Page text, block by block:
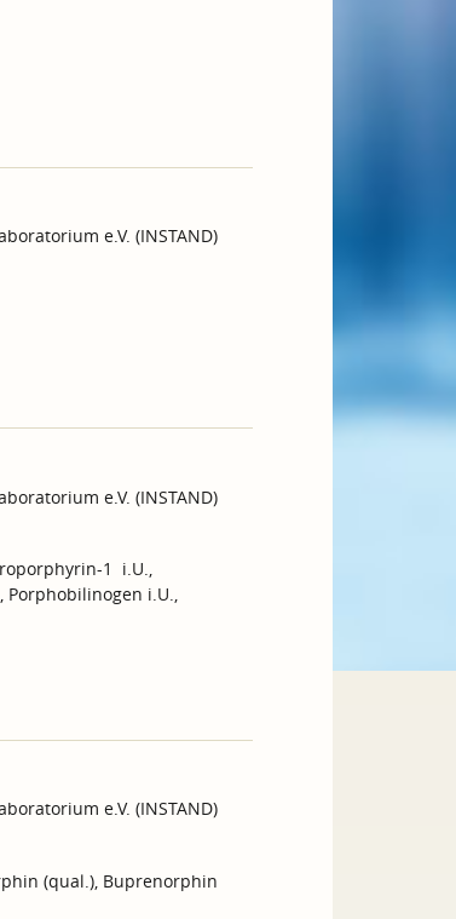
e.V. (INSTAND)
e.V. (INSTAND)
1 i.U.,
i.U.,
e.V. (INSTAND)
(qual.), Buprenorphin